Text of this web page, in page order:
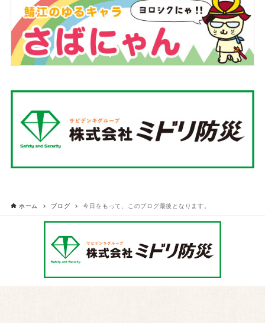
ホーム ブログ 今日をもって、このブログ最後となります。